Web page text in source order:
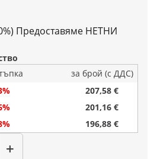
Предоставяме НЕТНИ
за брой (с ДДС)
207,58 €
201,16 €
196,88 €
+